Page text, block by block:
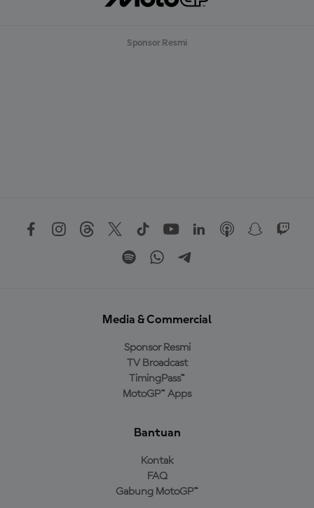
Sponsor Resmi
Media & Commercial
Sponsor Resmi
TV Broadcast
TimingPass™
MotoGP™ Apps
Bantuan
Kontak
FAQ
Gabung MotoGP™